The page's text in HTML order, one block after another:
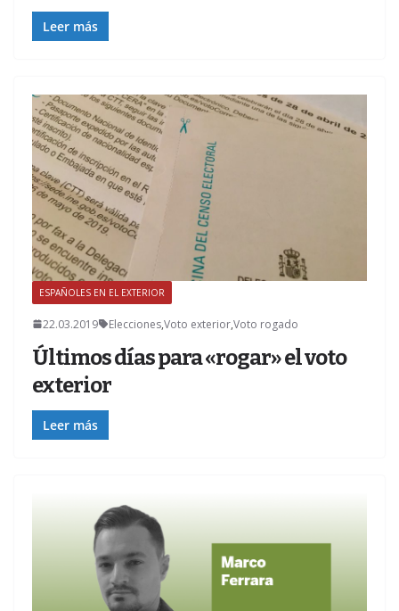
Leer más
ESPAÑOLES EN EL EXTERIOR
22.03.2019 Elecciones,Voto exterior,Voto rogado
Últimos días para «rogar» el voto
exterior
Leer más